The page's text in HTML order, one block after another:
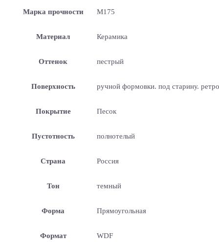
Марка прочности М175
Материал Керамика
Оттенок пестрый
Поверхность ручной формовки. под старину. ретро
Покрытие Песок
Пустотность полнотелый
Страна Россия
Тон темный
Форма Прямоугольная
Формат WDF